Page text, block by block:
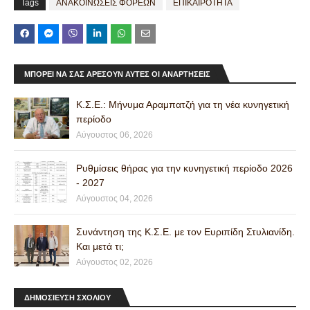
Tags ΑΝΑΚΟΙΝΩΣΕΙΣ ΦΟΡΕΩΝ ΕΠΙΚΑΙΡΟΤΗΤΑ
ΜΠΟΡΕΊ ΝΑ ΣΑΣ ΑΡΈΣΟΥΝ ΑΥΤΈΣ ΟΙ ΑΝΑΡΤΉΣΕΙΣ
Κ.Σ.Ε.: Μήνυμα Αραμπατζή για τη νέα κυνηγετική
περίοδο
Αύγουστος 06, 2026
Ρυθμίσεις θήρας για την κυνηγετική περίοδο 2026
- 2027
Αύγουστος 04, 2026
Συνάντηση της Κ.Σ.Ε. με τον Ευριπίδη Στυλιανίδη.
Και μετά τι;
Αύγουστος 02, 2026
ΔΗΜΟΣΙΕΥΣΗ ΣΧΟΛΙΟΥ